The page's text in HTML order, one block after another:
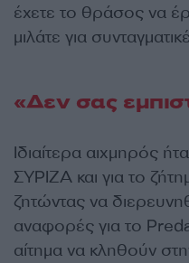
έχετε το θράσος να
μιλάτε για
«Δεν σας
Ιδιαίτερα αιχμηρός
ΣΥΡΙΖΑ και για το
ζητώντας να
αναφορές για το
αίτημα να κληθούν